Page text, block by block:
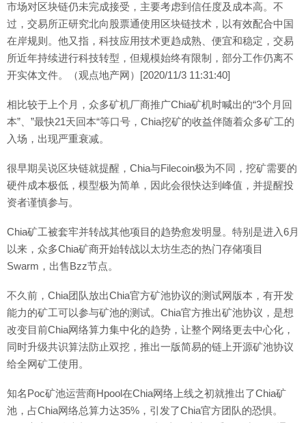
市场对区块链仍未完成接受，主要考虑到信任度及成本高。不
过，交易所正研究北向股票通使用区块链技术，以有效配合中国
在岸规则。他又指，科技应用技术更趋成熟、便宜和稳定，交易
所近年持续进行科技转型，但规模始终有限制，部分工作仍离不
开实体文件。（观点地产网）[2020/11/3 11:31:40]
相比较于上个月，众多矿机厂商推广Chia矿机时喊出的“3个月回
本”、”最快21天回本“等口号，Chia挖矿的收益伴随着众多矿工的
入场，出现严重衰减。
很早期吴说区块链就提醒，Chia与Filecoin极为不同，挖矿需要的
硬件成本极低，模型极为简单，因此会很快达到峰值，并提醒投
资者谨慎参与。
Chia矿工被套牢并转战其他项目的趋势愈发明显。特别是进入6月
以来，众多Chia矿商开始转战以太坊生态的热门存储项目
Swarm，出售Bzz节点。
不久前，Chia团队放出Chia官方矿池协议的测试网版本，有开发
能力的矿工可以参与矿池的测试。Chia官方推出矿池协议，是想
改变目前Chia网络算力集中化的趋势，让整个网络更去中心化，
同时升级共识算法防止双挖，推出一版简易的链上开源矿池协议
给全网矿工使用。
知名Poc矿池运营商Hpool在Chia网络上线之初就推出了Chia矿
池，占Chia网络总算力达35%，引发了Chia官方团队的恐惧。